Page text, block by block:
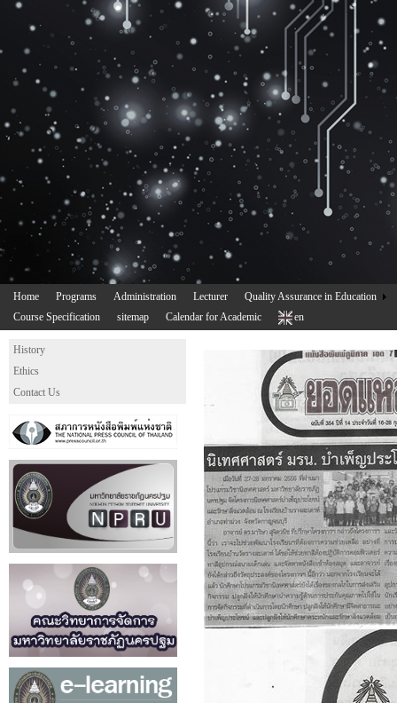
Home Programs Administration Lecturer
Quality Assurance in Education
Course Specification
sitemap Calendar for Academic en
History
Ethics
Contact Us